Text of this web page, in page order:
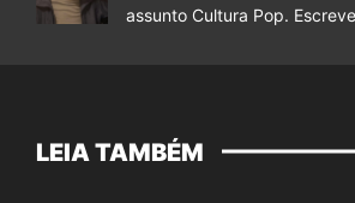
assunto Cultura Pop.
LEIA TAMBÉM